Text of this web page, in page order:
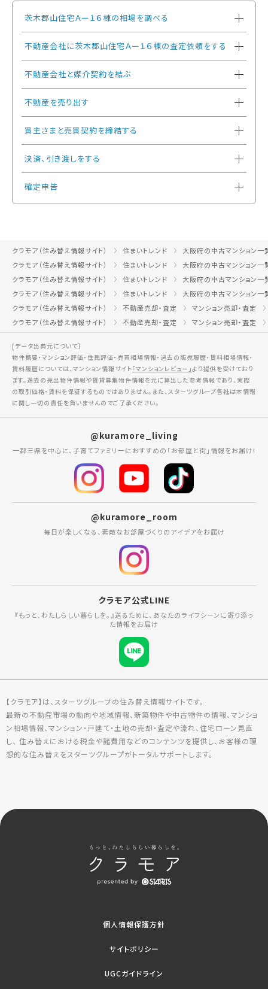
茨木郡山住宅Ａー１６棟の相場を調べる
不動産会社に茨木郡山住宅Ａー１６棟の査定依頼をする
不動産会社と媒介契約を結ぶ
不動産を売り出す
買主さまと売買契約を締結する
決済、引き渡しをする
確定申告
クラモア（住み替え情報サイト） 住まいトレンド
大阪府の中古マンション一
クラモア（住み替え情報サイト）
住まいトレンド
大阪府の中古マンション一
クラモア（住み替え情報サイト）
住まいトレンド
大阪府の中古マンション一
クラモア（住み替え情報サイト）
住まいトレンド
大阪府の中古マンション一
クラモア（住み替え情報サイト）
不動産売却・査定
マンション売却・査定
クラモア（住み替え情報サイト）
不動産売却・査定 マンション売却・査定
[データ出典元について］
物件概要・マンション評価・住民評価・売買相場情報・過去の販売履歴・賃料相場情報・
賃料履歴については、マンション情報サイト「マンションレビュー」より提供を受けており
ます。過去の売出物件情報や賃貸募集物件情報を元に算出した参考情報であり、実際
の取引価格・賃料を保証するものではありません。また、スターツグループ各社は本情報
に関し一切の責任を負いませんのでご了承ください。
@kuramore_living
一都三県を中心に、子育てファミリーにおすすめの「お部屋と街」情報をお届け!
@kuramore_room
毎日が楽しくなる、素敵なお部屋づくりのアイデアをお届け
クラモア公式LINE
『もっと、わたしらしい暮らしを。』送るために、あなたのライフシーンに寄り添っ
た情報をお届け
【クラモア】は、スターツグループの住み替え情報サイトです。
最新の不動産市場の動向や地域情報、新築物件や中古物件の情報、マンショ
ン相場情報、マンション・戸建て・土地の売却・査定や流れ、住宅ローン見直
し、 住み替えにおける税金や諸費用などのコンテンツを提供し、お客様の理
想的な住み替えをスターツグループがトータルサポートします。
個人情報保護方針
サイトポリシー
UGCガイドライン